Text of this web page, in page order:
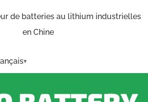
de batteries au lithium industrielles
en Chine